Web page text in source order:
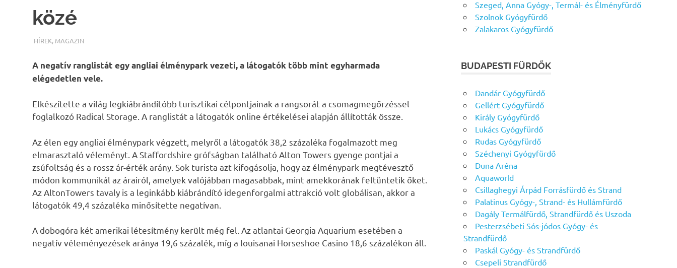
közé
TERMALFURDOK.COM
HÍREK, MAGAZIN
A negatív ranglistát egy angliai élménypark vezeti, a látogatók több mint egyharmada
elégedetlen vele.
Elkészítette a világ legkiábrándítóbb turisztikai célpontjainak a rangsorát a csomagmegőrzéssel
foglalkozó Radical Storage. A ranglistát a látogatók online értékelései alapján állították össze.
Az élen egy angliai élménypark végzett, melyről a látogatók 38,2 százaléka fogalmazott meg
elmarasztaló véleményt. A Staffordshire grófságban található Alton Towers gyenge pontjai a
zsúfoltság és a rossz ár-érték arány. Sok turista azt kifogásolja, hogy az élménypark megtévesztő
módon kommunikál az árairól, amelyek valójábban magasabbak, mint amekkorának feltüntetik őket.
Az AltonTowers tavaly is a leginkább kiábrándító idegenforgalmi attrakció volt globálisan, akkor a
látogatók 49,4 százaléka minősítette negatívan.
A dobogóra két amerikai létesítmény került még fel. Az atlantai Georgia Aquarium esetében a
negatív véleményezések aránya 19,6 százalék, míg a louisanai Horseshoe Casino 18,6 százalékon áll.
Szeged, Anna Gyógy-, Termál- és Élményfürdő
Szolnok Gyógyfürdő
Zalakaros Gyógyfürdő
BUDAPESTI FÜRDŐK
Dandár Gyógyfürdő
Gellért Gyógyfürdő
Király Gyógyfürdő
Lukács Gyógyfürdő
Rudas Gyógyfürdő
Széchenyi Gyógyfürdő
Duna Aréna
Aquaworld
Csillaghegyi Árpád Forrásfürdő és Strand
Palatinus Gyógy-, Strand- és Hullámfürdő
Dagály Termálfürdő, Strandfürdő és Uszoda
Pesterzsébeti Sós-jódos Gyógy- és
Strandfürdő
Paskál Gyógy- és Strandfürdő
Csepeli Strandfürdő